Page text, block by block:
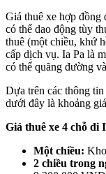
Giá thuê xe hợp
có thể dao động tùy
thuê (một chiều, khứ
cấp dịch vụ. Ia Pa là
có thể quãng đường
Dựa trên các thông
dưới đây là khoảng
Giá thuê xe 4 chỗ đi
Một chiều:
2 chiều trong